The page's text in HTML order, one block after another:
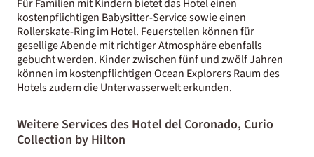
Für Familien mit Kindern bietet das Hotel einen
kostenpflichtigen Babysitter-Service sowie einen
Rollerskate-Ring im Hotel. Feuerstellen können für
gesellige Abende mit richtiger Atmosphäre ebenfalls
gebucht werden. Kinder zwischen fünf und zwölf Jahren
können im kostenpflichtigen Ocean Explorers Raum des
Hotels zudem die Unterwasserwelt erkunden.
Weitere Services des Hotel del Coronado, Curio
Collection by Hilton